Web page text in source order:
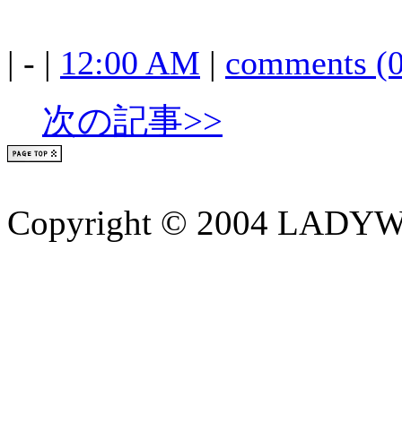
| - | 12:00 AM | comments
次の記事>>
Copyright © 2004